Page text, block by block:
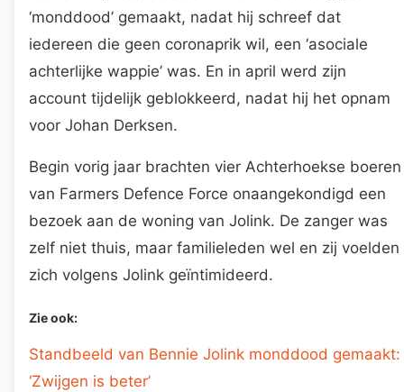
‘monddood’ gemaakt, nadat hij schreef dat
iedereen die geen coronaprik wil, een ‘asociale
achterlijke wappie’ was. En in april werd zijn
account tijdelijk geblokkeerd, nadat hij het opnam
voor Johan Derksen.
Begin vorig jaar brachten vier Achterhoekse boeren
van Farmers Defence Force onaangekondigd een
bezoek aan de woning van Jolink. De zanger was
zelf niet thuis, maar familieleden wel en zij voelden
zich volgens Jolink geïntimideerd.
Zie ook:
Standbeeld van Bennie Jolink monddood gemaakt:
‘Zwijgen is beter’